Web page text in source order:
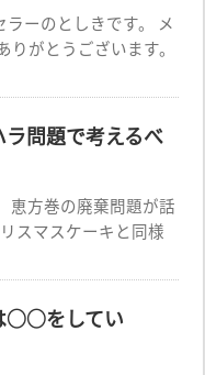
ーのとしきです。 メ
がとうございます。
問題で考えるべ
恵方巻の廃棄問題が話
スマスケーキと同様
○○をしてい